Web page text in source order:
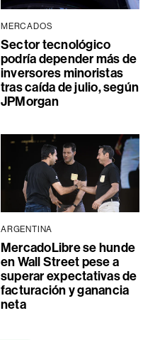
MERCADOS
Sector tecnológico
podría depender más de
inversores minoristas
tras caída de julio, según
JPMorgan
ARGENTINA
MercadoLibre se hunde
en Wall Street pese a
superar expectativas de
facturación y ganancia
neta